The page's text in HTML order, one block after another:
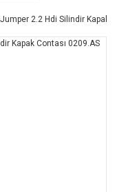
2.2 Hdi Silindir Kapak